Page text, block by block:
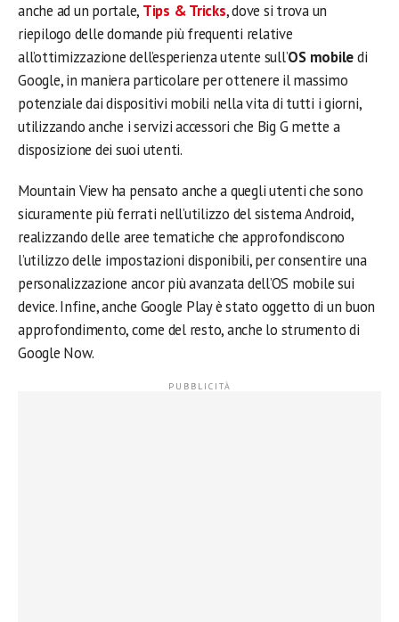
anche ad un portale, Tips & Tricks, dove si trova un
riepilogo delle domande più frequenti relative
all’ottimizzazione dell’esperienza utente sull’OS mobiledi
Google, in maniera particolare per ottenere il massimo
potenziale dai dispositivi mobili nella vita di tutti i giorni,
utilizzando anche i servizi accessori che Big G mette a
disposizione dei suoi utenti.
Mountain View ha pensato anche a quegli utenti che sono
sicuramente più ferrati nell’utilizzo del sistema Android,
realizzando delle aree tematiche che approfondiscono
l’utilizzo delle impostazioni disponibili, per consentire una
personalizzazione ancor più avanzata dell’OS mobile sui
device. Infine, anche Google Play è stato oggetto di un buon
approfondimento, come del resto, anche lo strumento di
Google Now.